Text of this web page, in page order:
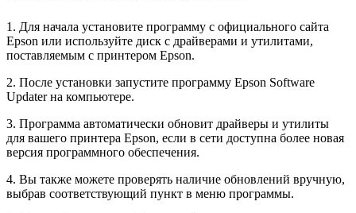
1. Для начала установите программу с официального сайта
Epson или используйте диск с драйверами и утилитами,
поставляемым с принтером Epson.
2. После установки запустите программу Epson Software
Updater на компьютере.
3. Программа автоматически обновит драйверы и утилиты
для вашего принтера Epson, если в сети доступна более новая
версия программного обеспечения.
4. Вы также можете проверять наличие обновлений вручную,
выбрав соответствующий пункт в меню программы.